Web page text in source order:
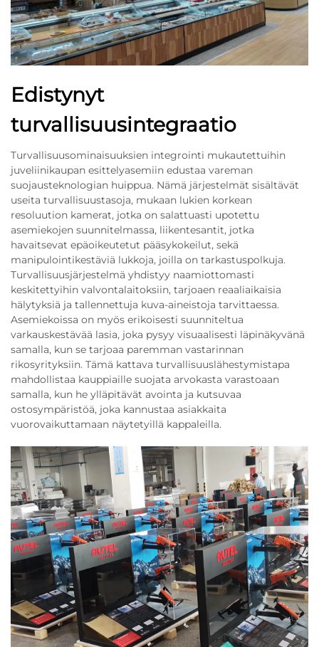
Edistynyt
turvallisuusintegraatio
Turvallisuusominaisuuksien integrointi mukautettuihin
juveliinikaupan esittelyasemiin edustaa vareman
suojausteknologian huippua. Nämä järjestelmät sisältävät
useita turvallisuustasoja, mukaan lukien korkean
resoluution kamerat, jotka on salattuasti upotettu
asemiekojen suunnitelmassa, liikentesantit, jotka
havaitsevat epäoikeutetut pääsykokeilut, sekä
manipulointikestäviä lukkoja, joilla on tarkastuspolkuja.
Turvallisuusjärjestelmä yhdistyy naamiottomasti
keskitettyihin valvontalaitoksiin, tarjoaen reaaliaikaisia
hälytyksiä ja tallennettuja kuva-aineistoja tarvittaessa.
Asemiekoissa on myös erikoisesti suunniteltua
varkauskestävää lasia, joka pysyy visuaalisesti läpinäkyvänä
samalla, kun se tarjoaa paremman vastarinnan
rikosyrityksiin. Tämä kattava turvallisuuslähestymistapa
mahdollistaa kauppiaille suojata arvokasta varastoaan
samalla, kun he ylläpitävät avointa ja kutsuvaa
ostosympäristöä, joka kannustaa asiakkaita
vuorovaikuttamaan näytetyillä kappaleilla.